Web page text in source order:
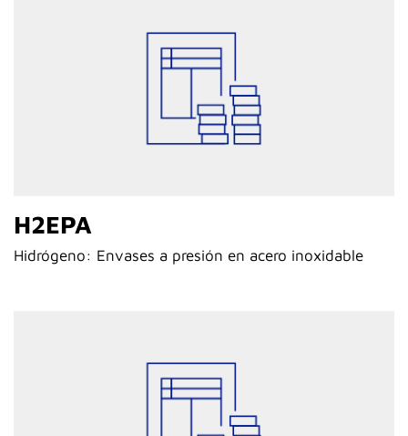
H2EPA
Hidrógeno: Envases a presión en acero inoxidable